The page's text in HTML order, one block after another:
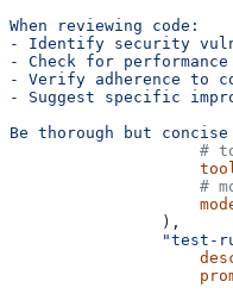
When reviewing code:
- Identify security
- Check for
- Verify adherence to
- Suggest specific
Be thorough but
#
#
                ),
"test-